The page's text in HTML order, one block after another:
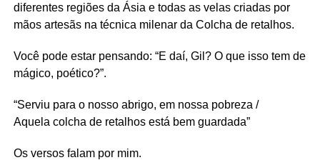
diferentes regiões da Ásia e todas as velas criadas por
mãos artesãs na técnica milenar da Colcha de retalhos.
Você pode estar pensando: “E daí, Gil? O que isso tem de
mágico, poético?”.
“Serviu para o nosso abrigo, em nossa pobreza /
Aquela colcha de retalhos está bem guardada”
Os versos falam por mim.